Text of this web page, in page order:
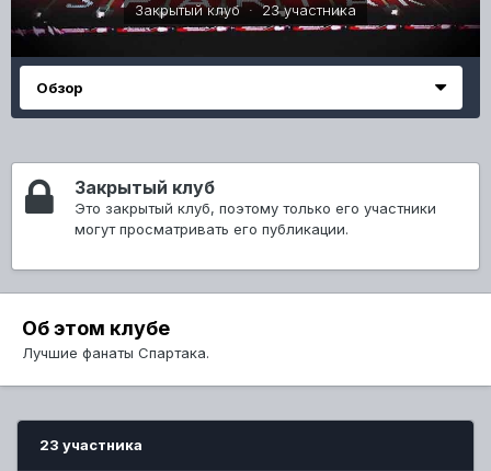
Закрытый клуб · 23 участника
Обзор
Закрытый клуб
Это закрытый клуб, поэтому только его участники
могут просматривать его публикации.
Об этом клубе
Лучшие фанаты Спартака.
23 участника